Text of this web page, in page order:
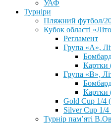
УАФ
Турніри
Пляжний футбол/
Кубок області
Регламент
Група «А»,
Картки
Група «В»,
Картки
Gold Cup 1/4
Silver Cup 1/4
Турнір пам’яті